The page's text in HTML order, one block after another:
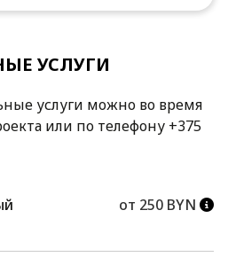
УСЛУГИ
услуги можно во время
или по телефону +375
от 250 BYN